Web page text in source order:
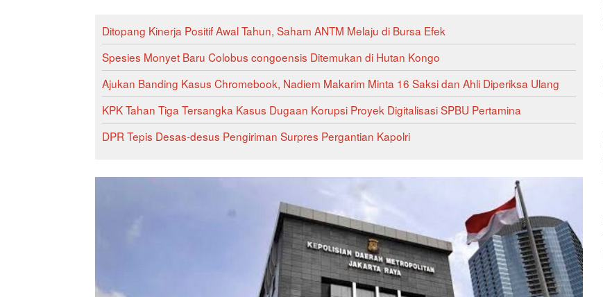
Ditopang Kinerja Positif Awal Tahun, Saham ANTM Melaju di Bursa Efek
Spesies Monyet Baru Colobus congoensis Ditemukan di Hutan Kongo
Ajukan Banding Kasus Chromebook, Nadiem Makarim Minta 16 Saksi dan Ahli Diperiksa Ulang
KPK Tahan Tiga Tersangka Kasus Dugaan Korupsi Proyek Digitalisasi SPBU Pertamina
DPR Tepis Desas-desus Pengiriman Surpres Pergantian Kapolri